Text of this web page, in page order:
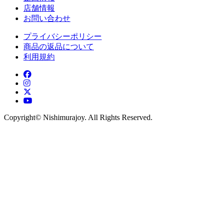
店舗情報
お問い合わせ
プライバシーポリシー
商品の返品について
利用規約
Copyright©︎ Nishimurajoy. All Rights Reserved.